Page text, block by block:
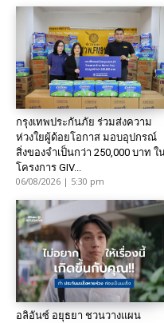
กรุงเทพประกันภัย ร่วมส่งความ
ห่วงใยผู้ด้อยโอกาส มอบอุปกรณ์
สิ่งของจำเป็นกว่า 250,000 บาท ใ
โครงการ GIV...
06/08/2026 | 5:30 pm
อลิอันซ์ อยุธยา ชวนวางแผน